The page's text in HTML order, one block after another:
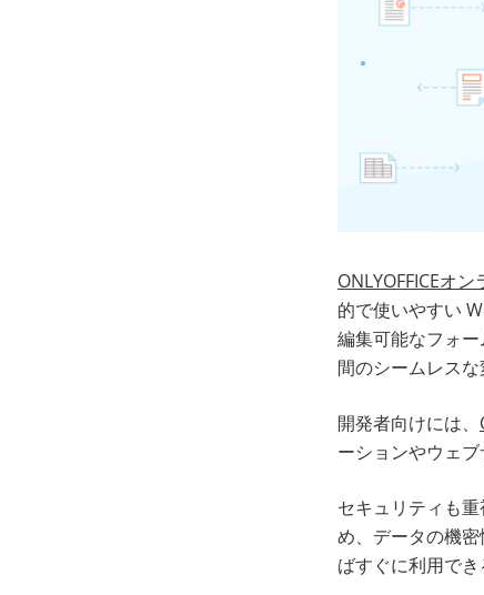
ONLYOFFICEオ
的で使いやすい
編集可能なフォー
間のシームレス
開発者向けには、
ーションやウェ
セキュリティも
め、データの機
ばすぐに利用で